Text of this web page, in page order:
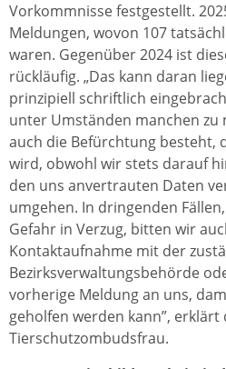
Vorkommnisse festgestellt.
Meldungen, wovon 107
waren. Gegenüber 2024 ist
rückläufig. „Das kann daran
prinzipiell schriftlich
unter Umständen manchen
auch die Befürchtung besteht,
wird, obwohl wir stets darauf
den uns anvertrauten Daten
umgehen. In dringenden
Gefahr in Verzug, bitten wir
Kontaktaufnahme mit der
Bezirksverwaltungsbehörde
vorherige Meldung an uns,
geholfen werden kann”, erklärt
Tierschutzombudsfrau.